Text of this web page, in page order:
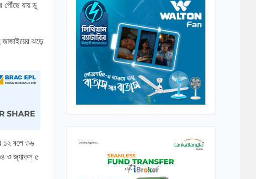
পৌঁছে যায় ডু
জাজাইয়ের ঝড়ে
১২ বলে ৩৬
ও জ্যাকস ৫